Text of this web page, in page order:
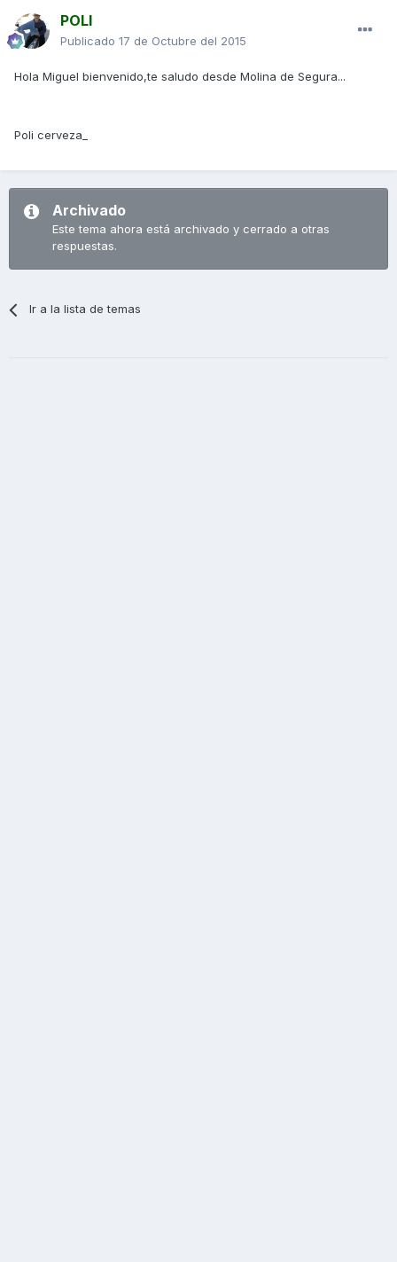
POLI
Publicado 17 de Octubre del 2015
Hola Miguel bienvenido,te saludo desde Molina de Segura...
Poli cerveza_
Archivado
Este tema ahora está archivado y cerrado a otras
respuestas.
Ir a la lista de temas